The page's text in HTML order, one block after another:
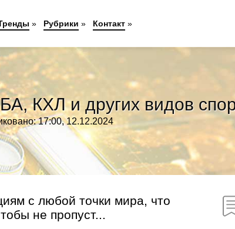
КХЛ и других видов
17:00, 12.12.2024
с любой точки мира, что
не пропуст...
» Рубрики » Контакт»